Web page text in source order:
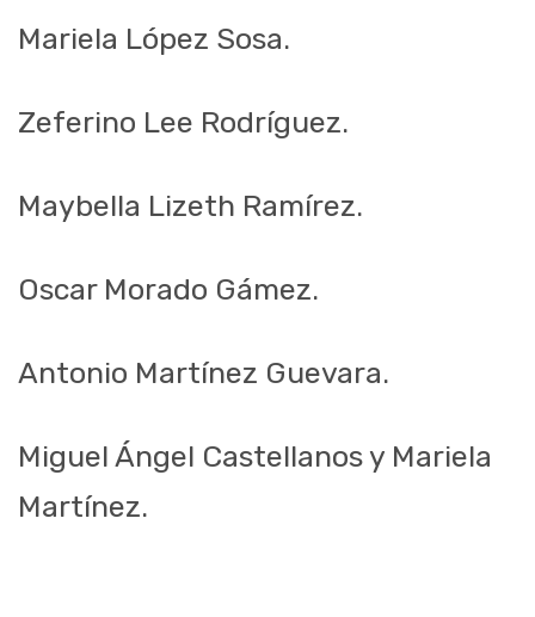
Mariela López Sosa.
Zeferino Lee Rodríguez.
Maybella Lizeth Ramírez.
Oscar Morado Gámez.
Antonio Martínez Guevara.
Miguel Ángel Castellanos y Mariela
Martínez.